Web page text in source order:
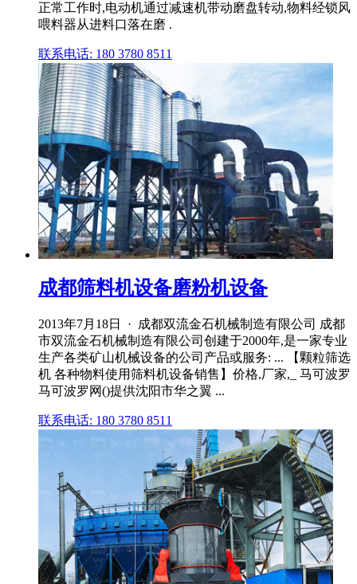
正常工作时,电动机通过减速机带动磨盘转动,物料经锁风
喂料器从进料口落在磨 .
联系电话: 180 3780 8511
成都筛料机设备磨粉机设备
2013年7月18日 · 成都双流金石机械制造有限公司 成都
市双流金石机械制造有限公司创建于2000年,是一家专业
生产各类矿山机械设备的公司产品或服务: ... 【颗粒筛选
机 各种物料使用筛料机设备销售】价格,厂家,_ 马可波罗
马可波罗网()提供沈阳市华之翼 ...
联系电话: 180 3780 8511